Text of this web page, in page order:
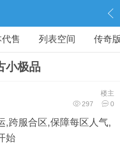
› 内容
售 列表空间 传奇
小极品
楼主
297
0
,跨服合区,保障每区人气,
始